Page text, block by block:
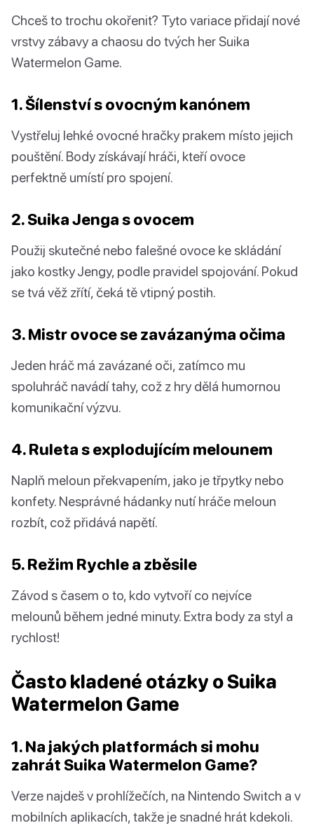
Chceš to trochu okořenit? Tyto variace přidají nové
vrstvy zábavy a chaosu do tvých her Suika
Watermelon Game.
1. Šílenství s ovocným kanónem
Vystřeluj lehké ovocné hračky prakem místo jejich
pouštění. Body získávají hráči, kteří ovoce
perfektně umístí pro spojení.
2. Suika Jenga s ovocem
Použij skutečné nebo falešné ovoce ke skládání
jako kostky Jengy, podle pravidel spojování. Pokud
se tvá věž zřítí, čeká tě vtipný postih.
3. Mistr ovoce se zavázanýma očima
Jeden hráč má zavázané oči, zatímco mu
spoluhráč navádí tahy, což z hry dělá humornou
komunikační výzvu.
4. Ruleta s explodujícím melounem
Naplň meloun překvapením, jako je třpytky nebo
konfety. Nesprávné hádanky nutí hráče meloun
rozbít, což přidává napětí.
5. Režim Rychle a zběsile
Závod s časem o to, kdo vytvoří co nejvíce
melounů během jedné minuty. Extra body za styl a
rychlost!
Často kladené otázky o Suika
Watermelon Game
1. Na jakých platformách si mohu
zahrát Suika Watermelon Game?
Verze najdeš v prohlížečích, na Nintendo Switch a v
mobilních aplikacích, takže je snadné hrát kdekoli.